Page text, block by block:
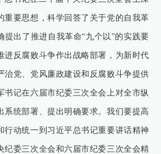
重要思想，科学回答了关于党的自我革
提出了推进自我革命“九个以”的实践要
进反腐败斗争作出战略部署，为新时代
治党、党风廉政建设和反腐败斗争提供
书记在六届市纪委三次全会上对全市纵
系统部署、提出明确要求。我们要提高
行动统一到习近平总书记重要讲话精神
纪委三次全会和六届市纪委三次全会精